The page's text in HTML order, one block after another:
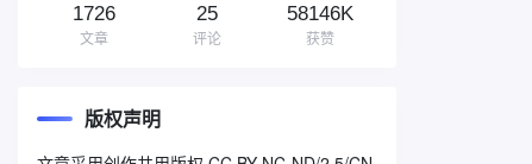
1726
文章
25
评论
58146K
获赞
版权声明